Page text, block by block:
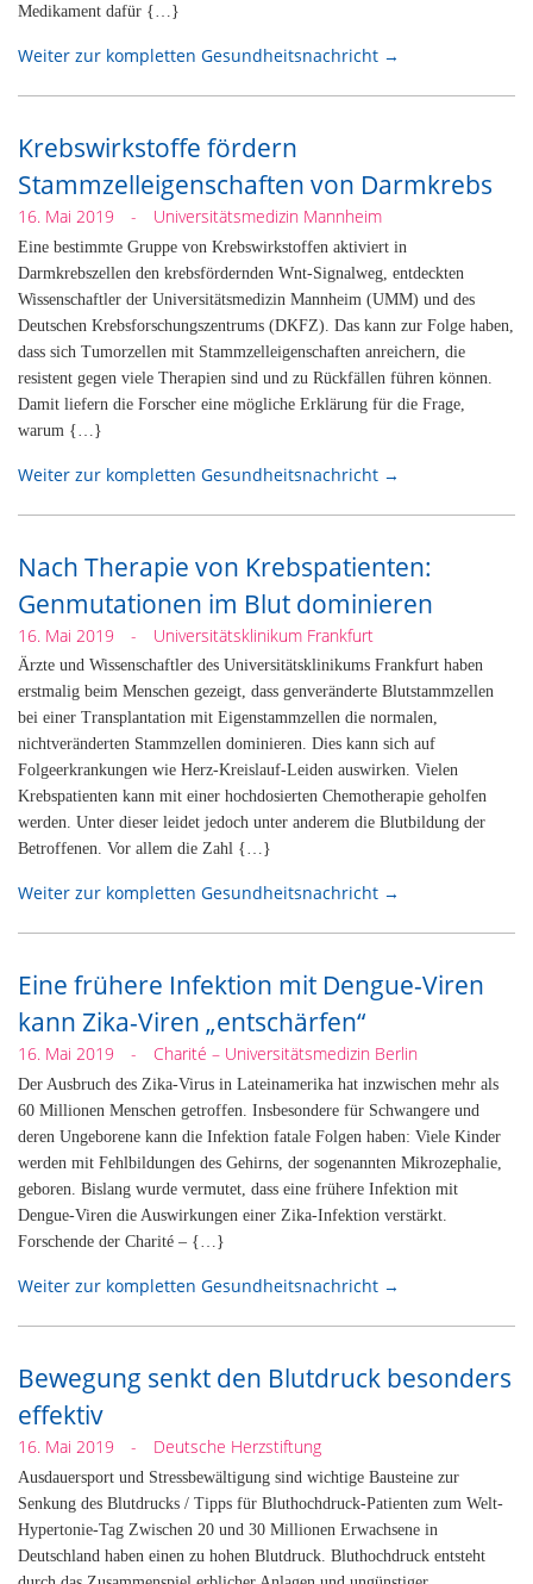
Medikament dafür {…}
Weiter zur kompletten Gesundheitsnachricht →
Krebswirkstoffe fördern
Stammzelleigenschaften von Darmkrebs
16. Mai 2019 - Universitätsmedizin Mannheim
Eine bestimmte Gruppe von Krebswirkstoffen aktiviert in
Darmkrebszellen den krebsfördernden Wnt-Signalweg, entdeckten
Wissenschaftler der Universitätsmedizin Mannheim (UMM) und des
Deutschen Krebsforschungszentrums (DKFZ). Das kann zur Folge haben,
dass sich Tumorzellen mit Stammzelleigenschaften anreichern, die
resistent gegen viele Therapien sind und zu Rückfällen führen können.
Damit liefern die Forscher eine mögliche Erklärung für die Frage,
warum {…}
Weiter zur kompletten Gesundheitsnachricht →
Nach Therapie von Krebspatienten:
Genmutationen im Blut dominieren
16. Mai 2019 - Universitätsklinikum Frankfurt
Ärzte und Wissenschaftler des Universitätsklinikums Frankfurt haben
erstmalig beim Menschen gezeigt, dass genveränderte Blutstammzellen
bei einer Transplantation mit Eigenstammzellen die normalen,
nichtveränderten Stammzellen dominieren. Dies kann sich auf
Folgeerkrankungen wie Herz-Kreislauf-Leiden auswirken. Vielen
Krebspatienten kann mit einer hochdosierten Chemotherapie geholfen
werden. Unter dieser leidet jedoch unter anderem die Blutbildung der
Betroffenen. Vor allem die Zahl {…}
Weiter zur kompletten Gesundheitsnachricht →
Eine frühere Infektion mit Dengue-Viren
kann Zika-Viren „entschärfen“
16. Mai 2019 - Charité – Universitätsmedizin Berlin
Der Ausbruch des Zika-Virus in Lateinamerika hat inzwischen mehr als
60 Millionen Menschen getroffen. Insbesondere für Schwangere und
deren Ungeborene kann die Infektion fatale Folgen haben: Viele Kinder
werden mit Fehlbildungen des Gehirns, der sogenannten Mikrozephalie,
geboren. Bislang wurde vermutet, dass eine frühere Infektion mit
Dengue-Viren die Auswirkungen einer Zika-Infektion verstärkt.
Forschende der Charité – {…}
Weiter zur kompletten Gesundheitsnachricht →
Bewegung senkt den Blutdruck besonders
effektiv
16. Mai 2019 - Deutsche Herzstiftung
Ausdauersport und Stressbewältigung sind wichtige Bausteine zur
Senkung des Blutdrucks / Tipps für Bluthochdruck-Patienten zum Welt-
Hypertonie-Tag Zwischen 20 und 30 Millionen Erwachsene in
Deutschland haben einen zu hohen Blutdruck. Bluthochdruck entsteht